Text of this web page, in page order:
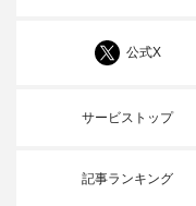
公式X
サービストップ
記事ランキング